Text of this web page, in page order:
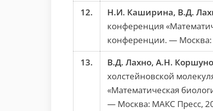
12.
Н.И. Каширина, В.Д.
конференция
конференции. — Москва:
13.
В.Д. Лахно, А.Н.
холстейновской
«Математическая
— Москва: МАКС Пресс,